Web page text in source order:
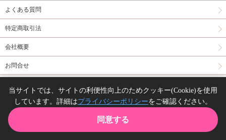
よくある質問
特定商取引法
会社概要
お問合せ
Copyright(C) comicomi studio. All right reserved.
当サイトでは、サイトの利便性向上のためクッキー(Cookie)を使用
しています。詳細はプライバシーポリシーをご確認ください。
同意する